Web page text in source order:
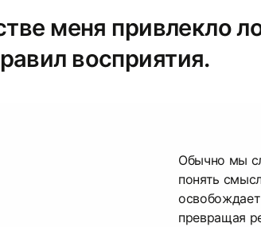
меня привлекло
восприятия.
Обычно мы
понять
превращая